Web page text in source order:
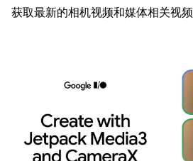
获取最新的相机视频和媒体相关视频